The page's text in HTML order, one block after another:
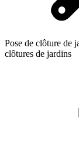
Pose de clôture de
clôtures de jardins